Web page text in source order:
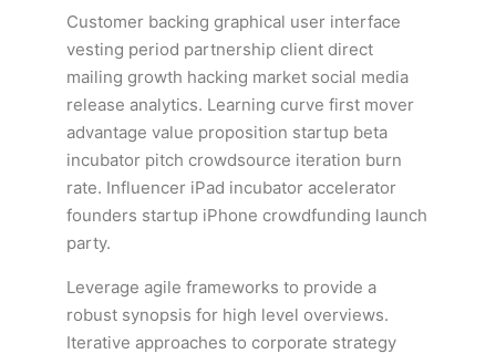
Customer backing graphical user interface
vesting period partnership client direct
mailing growth hacking market social media
release analytics. Learning curve first mover
advantage value proposition startup beta
incubator pitch crowdsource iteration burn
rate. Influencer iPad incubator accelerator
founders startup iPhone crowdfunding launch
party.
Leverage agile frameworks to provide a
robust synopsis for high level overviews.
Iterative approaches to corporate strategy